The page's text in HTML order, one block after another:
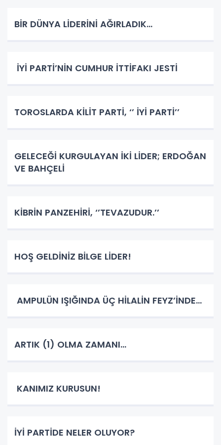
BİR DÜNYA LİDERİNİ AĞIRLADIK…
İYİ PARTİ’NİN CUMHUR İTTİFAKI JESTİ
TOROSLARDA KİLİT PARTİ, ‘’ İYİ PARTİ’’
GELECEĞİ KURGULAYAN İKİ LİDER; ERDOĞAN
VE BAHÇELİ
KİBRİN PANZEHİRİ, ‘’TEVAZUDUR.’’
HOŞ GELDİNİZ BİLGE LİDER!
AMPULÜN IŞIĞINDA ÜÇ HİLALİN FEYZ’İNDE…
ARTIK (1) OLMA ZAMANI…
KANIMIZ KURUSUN!
İYİ PARTİDE NELER OLUYOR?